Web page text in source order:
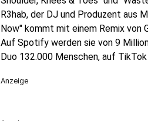
R3hab, der DJ und Produzent aus
Now" kommt mit einem Remix von
Auf Spotify werden sie von 9
Duo 132.000 Menschen, auf
Anzeige